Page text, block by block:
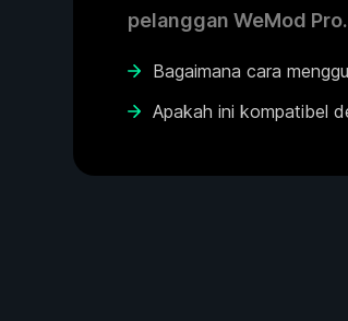
pelanggan WeMod
Bagaimana cara
Apakah ini kompatibel